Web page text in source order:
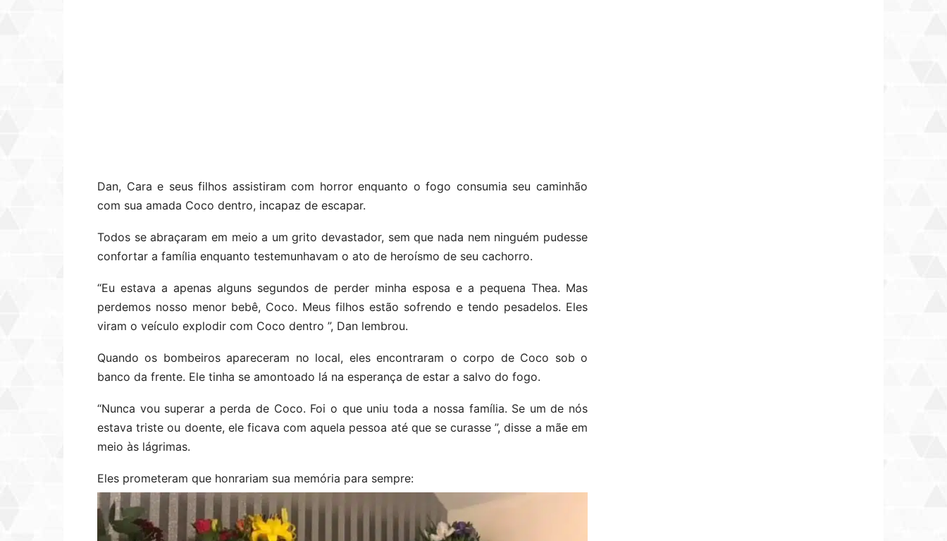
Dan, Cara e seus filhos assistiram com horror enquanto o fogo consumia seu caminhão
com sua amada Coco dentro, incapaz de escapar.
Todos se abraçaram em meio a um grito devastador, sem que nada nem ninguém pudesse
confortar a família enquanto testemunhavam o ato de heroísmo de seu cachorro.
“Eu estava a apenas alguns segundos de perder minha esposa e a pequena Thea. Mas
perdemos nosso menor bebê, Coco. Meus filhos estão sofrendo e tendo pesadelos. Eles
viram o veículo explodir com Coco dentro ”, Dan lembrou.
Quando os bombeiros apareceram no local, eles encontraram o corpo de Coco sob o
banco da frente. Ele tinha se amontoado lá na esperança de estar a salvo do fogo.
“Nunca vou superar a perda de Coco. Foi o que uniu toda a nossa família. Se um de nós
estava triste ou doente, ele ficava com aquela pessoa até que se curasse ”, disse a mãe em
meio às lágrimas.
Eles prometeram que honrariam sua memória para sempre: